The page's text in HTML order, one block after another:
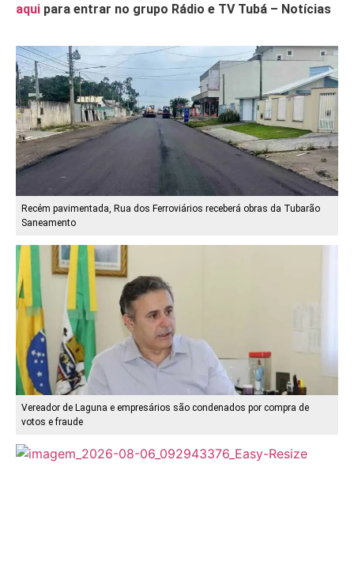
aqui para entrar no grupo Rádio e TV Tubá – Notícias
Recém pavimentada, Rua dos Ferroviários receberá obras da Tubarão
Saneamento
Vereador de Laguna e empresários são condenados por compra de
votos e fraude